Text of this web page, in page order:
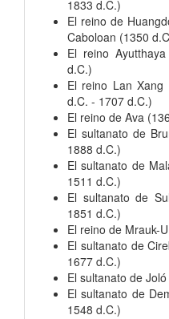
1833 d.C.)
El reino de
Caboloan (1350
El reino
d.C.)
El reino Lan Xang
d.C. - 1707 d.C.)
El reino de Ava
El sultanato de
1888 d.C.)
El sultanato de
1511 d.C.)
El sultanato de
1851 d.C.)
El reino de Mrauk-
El sultanato de
1677 d.C.)
El sultanato de
El sultanato de
1548 d.C.)